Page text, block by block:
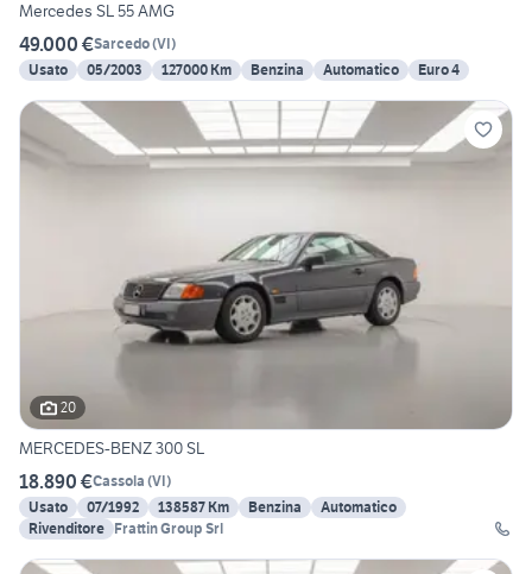
Mercedes SL 55 AMG
49.000 €Sarcedo(VI)
Usato
05/2003 127000 Km Benzina Automatico Euro 4
20
MERCEDES-BENZ 300 SL
18.890 €Cassola (VI)
Usato
07/1992 138587 Km Benzina
Automatico
Rivenditore Frattin Group Srl